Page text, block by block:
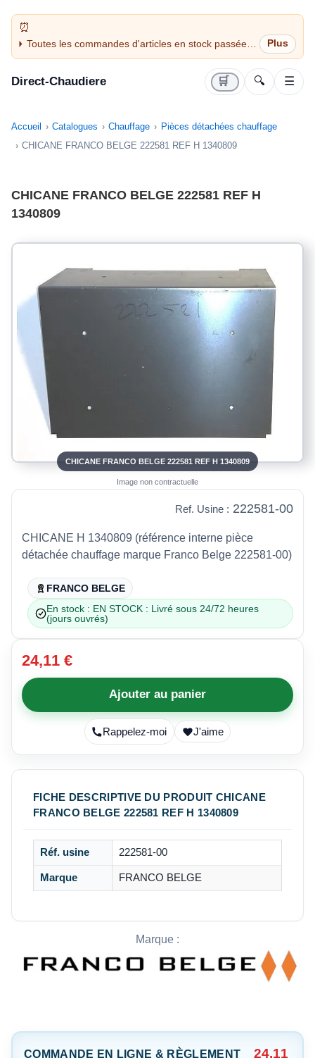
Toutes les commandes d'articles en stock passées
avant 14H sont expédiées le jour même (jours
Direct-Chaudiere 🛒 🔍 ☰
Accueil Catalogues Chauffage
Pièces détachées chauffage
CHICANE FRANCO BELGE 222581 REF H 1340809
CHICANE FRANCO BELGE 222581 REF H
1340809
CHICANE FRANCO BELGE 222581 REF H 1340809
Image non contractuelle
Ref. Usine : 222581-00
CHICANE H 1340809 (référence interne pièce
détachée chauffage marque Franco Belge 222581-00)
FRANCO BELGE
En stock : EN STOCK : Livré sous 24/72 heures
(jours ouvrés)
24,11 €
Ajouter au panier
Rappelez-moi J'aime
FICHE DESCRIPTIVE DU PRODUIT CHICANE
FRANCO BELGE 222581 REF H 1340809
Réf. usine 222581-00
Marque FRANCO BELGE
Marque :
COMMANDE EN LIGNE & RÈGLEMENT
24,11